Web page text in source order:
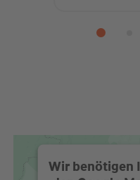
Wir benötigen